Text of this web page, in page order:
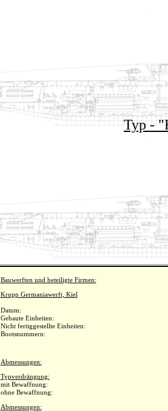
Typ -
Bauwerften und beteiligte Firmen:
Krupp Germaniawerft, Kiel
Datum:
Gebaute Einheiten:
Nicht fertiggestellte Einheiten:
Bootsnummern:
Abmessungen:
Typverdrängung:
mit Bewaffnung:
ohne Bewaffnung:
Abmessungen: